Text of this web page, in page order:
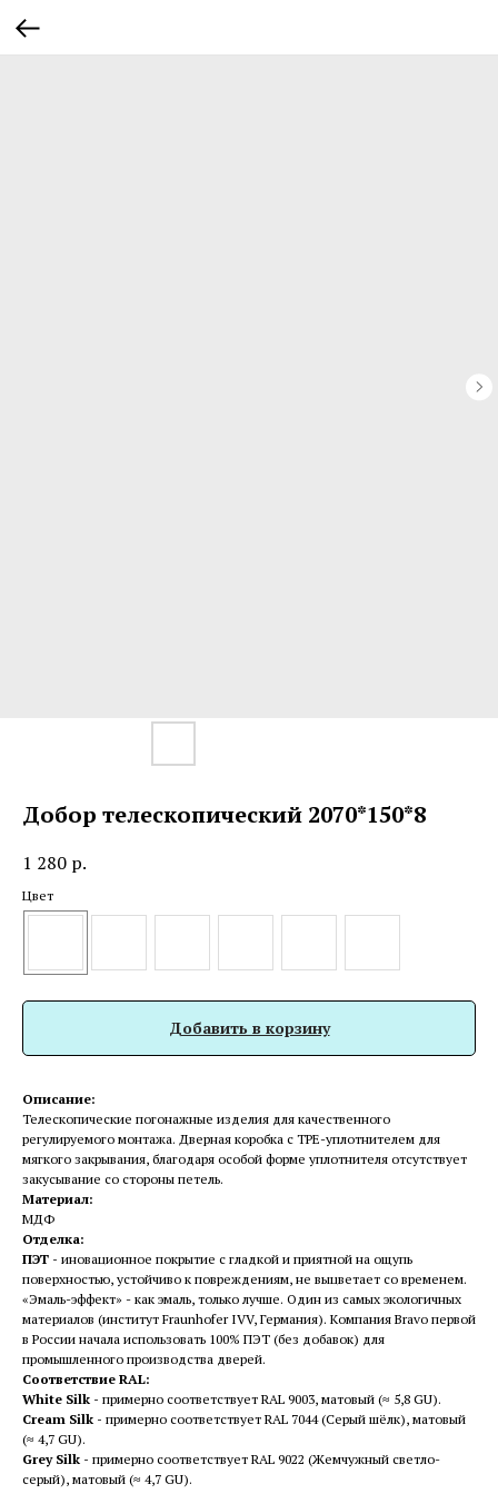
Добор телескопический 2070*150*8
1 280 р.
Цвет
Добавить в корзину
Описание:
Телескопические погонажные изделия для качественного
регулируемого монтажа. Дверная коробка с TPE-уплотнителем для
мягкого закрывания, благодаря особой форме уплотнителя отсутствует
закусывание со стороны петель.
Материал:
МДФ
Отделка:
ПЭТ - иновационное покрытие c гладкой и приятной на ощупь
поверхностью, устойчиво к повреждениям, не выцветает со временем.
«Эмаль-эффект» - как эмаль, только лучше. Один из самых экологичных
материалов (институт Fraunhofer IVV, Германия). Компания Bravo первой
в России начала использовать 100% ПЭТ (без добавок) для
промышленного производства дверей.
Соответствие RAL:
White Silk - примерно соответствует RAL 9003, матовый (≈ 5,8 GU).
Cream Silk - примерно соответствует RAL 7044 (Серый шёлк), матовый
(≈ 4,7 GU).
Grey Silk - примерно соответствует RAL 9022 (Жемчужный светло-
серый), матовый (≈ 4,7 GU).